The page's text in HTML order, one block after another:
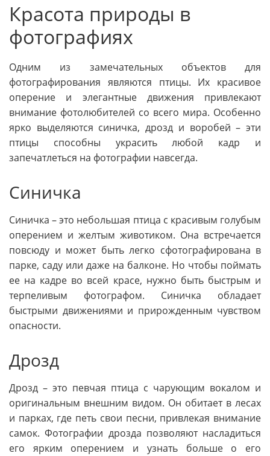
Красота природы в
фотографиях
Одним из замечательных объектов для
фотографирования являются птицы. Их красивое
оперение и элегантные движения привлекают
внимание фотолюбителей со всего мира. Особенно
ярко выделяются синичка, дрозд и воробей – эти
птицы способны украсить любой кадр и
запечатлеться на фотографии навсегда.
Синичка
Синичка – это небольшая птица с красивым голубым
оперением и желтым животиком. Она встречается
повсюду и может быть легко сфотографирована в
парке, саду или даже на балконе. Но чтобы поймать
ее на кадре во всей красе, нужно быть быстрым и
терпеливым фотографом. Синичка обладает
быстрыми движениями и прирожденным чувством
опасности.
Дрозд
Дрозд – это певчая птица с чарующим вокалом и
оригинальным внешним видом. Он обитает в лесах
и парках, где петь свои песни, привлекая внимание
самок. Фотографии дрозда позволяют насладиться
его ярким оперением и узнать больше о его